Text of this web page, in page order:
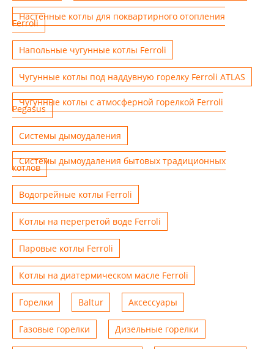
Настенные котлы для поквартирного отопления
Ferroli
Напольные чугунные котлы Ferroli
Чугунные котлы под наддувную горелку Ferroli ATLAS
Чугунные котлы с атмосферной горелкой Ferroli
Pegasus
Системы дымоудаления
Системы дымоудаления бытовых традиционных
котлов
Водогрейные котлы Ferroli
Котлы на перегретой воде Ferroli
Паровые котлы Ferroli
Котлы на диатермическом масле Ferroli
Горелки Baltur Аксессуары
Газовые горелки Дизельные горелки